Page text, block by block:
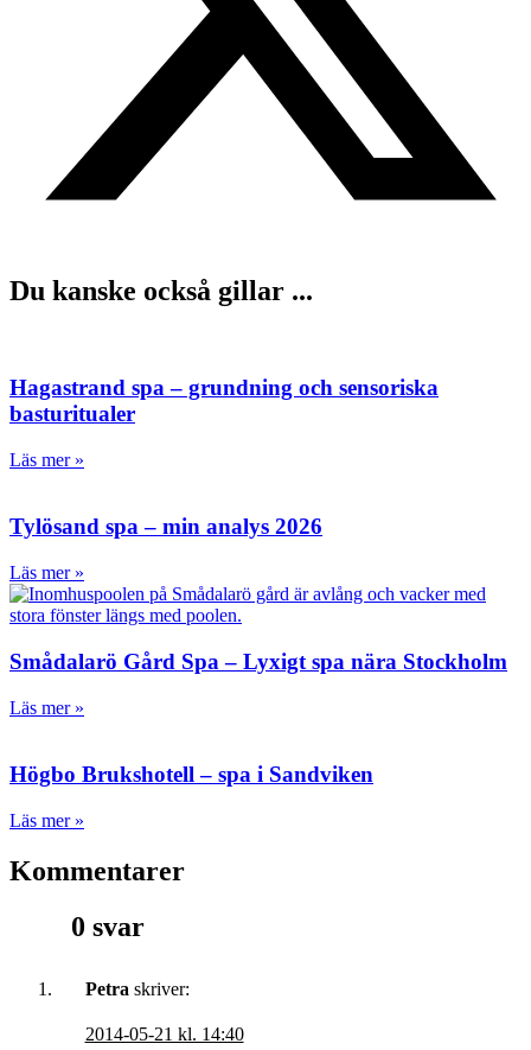
Du kanske också gillar ...
Hagastrand spa – grundning och sensoriska
basturitualer
Läs mer »
Tylösand spa – min analys 2026
Läs mer »
Smådalarö Gård Spa – Lyxigt spa nära Stockholm
Läs mer »
Högbo Brukshotell – spa i Sandviken
Läs mer »
Kommentarer
0 svar
Petra skriver:
2014-05-21 kl. 14:40